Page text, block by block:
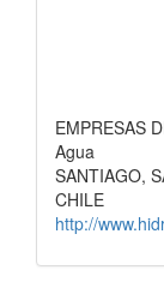
EMPRESAS
Agua
SANTIAGO,
CHILE
http://